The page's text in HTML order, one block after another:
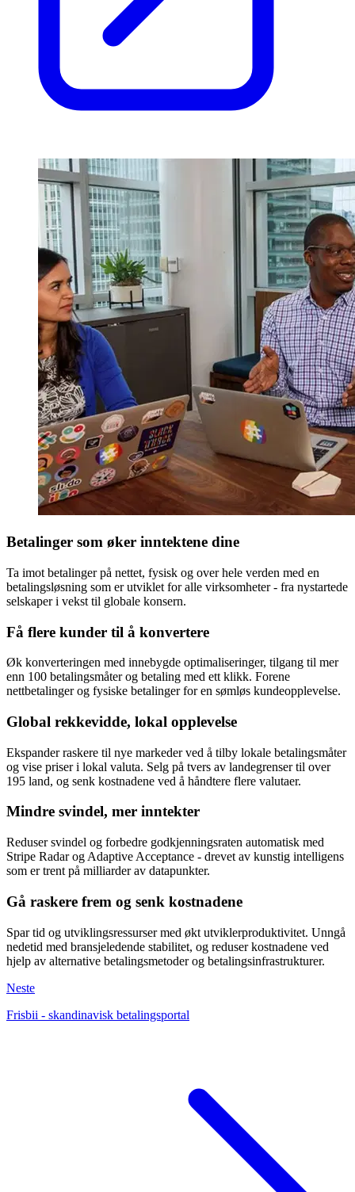
Betalinger som øker inntektene dine
Ta imot betalinger på nettet, fysisk og over hele verden med en
betalingsløsning som er utviklet for alle virksomheter - fra nystartede
selskaper i vekst til globale konsern.
Få flere kunder til å konvertere
Øk konverteringen med innebygde optimaliseringer, tilgang til mer
enn 100 betalingsmåter og betaling med ett klikk. Forene
nettbetalinger og fysiske betalinger for en sømløs kundeopplevelse.
Global rekkevidde, lokal opplevelse
Ekspander raskere til nye markeder ved å tilby lokale betalingsmåter
og vise priser i lokal valuta. Selg på tvers av landegrenser til over
195 land, og senk kostnadene ved å håndtere flere valutaer.
Mindre svindel, mer inntekter
Reduser svindel og forbedre godkjenningsraten automatisk med
Stripe Radar og Adaptive Acceptance - drevet av kunstig intelligens
som er trent på milliarder av datapunkter.
Gå raskere frem og senk kostnadene
Spar tid og utviklingsressurser med økt utviklerproduktivitet. Unngå
nedetid med bransjeledende stabilitet, og reduser kostnadene ved
hjelp av alternative betalingsmetoder og betalingsinfrastrukturer.
Neste
Frisbii - skandinavisk betalingsportal